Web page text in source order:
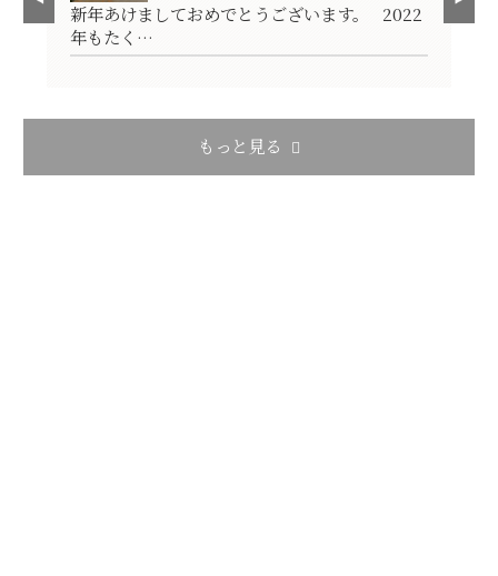
新年あけましておめでとうございます。 2022
年もたく…
もっと見る